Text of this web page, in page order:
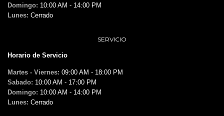
Domingo: 10:00 AM - 14:00 PM
Lunes: Cerrado
SERVICIO
Horario de Servicio
Martes - Viernes: 09:00 AM - 18:00 PM
Sabado: 10:00 AM - 17:00 PM
Domingo: 10:00 AM - 14:00 PM
Lunes: Cerrado